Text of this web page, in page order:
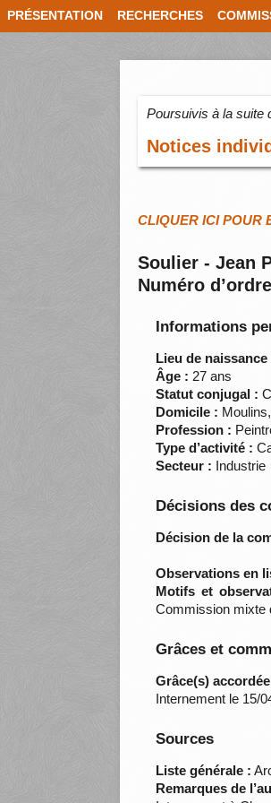
PRÉSENTATION RECHERCHES
Poursuivis à la suite
Notices
CLIQUER ICI POUR
Soulier - Jean
Numéro
Informations
Lieu de naissance
Âge : 27 ans
Statut conjugal :
Domicile :
Profession :
Type d’activité :
Secteur : Industrie
Décisions des
Décision de la
Observations en
Motifs et
Commission mixte
Grâces et
Grâce(s)
Internement le 15/
Sources
Liste générale :
Remarques de